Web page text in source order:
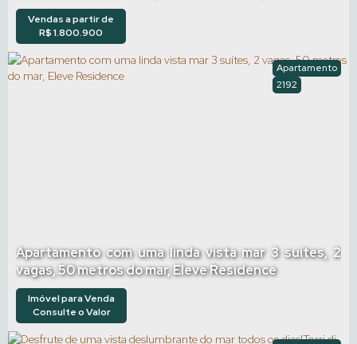
R$1.800.900
Vendas a partir de
Apartamento com uma linda vista mar 3 suítes, 2
vagas, 50 metros do mar, Eleve Residence
2192
Apartamento
Consulte o Valor
Imóvel para Venda